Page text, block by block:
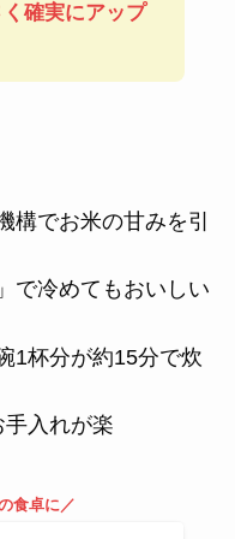
確実にアップ
構でお米の甘みを引
で冷めてもおいしい
1杯分が約15分で炊
入れが楽
食卓に／